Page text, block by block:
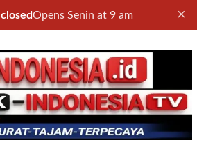
Opens Senin at 9 am ×